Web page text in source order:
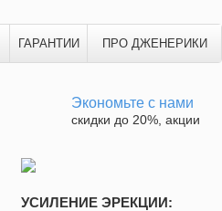
ГАРАНТИИ ПРО ДЖЕНЕРИКИ
Экономьте с нами
скидки до 20%, акции
УСИЛЕНИЕ ЭРЕКЦИИ: